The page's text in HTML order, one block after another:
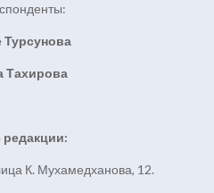
Турсунова
Тахирова
К. Мухамедханова, 12.